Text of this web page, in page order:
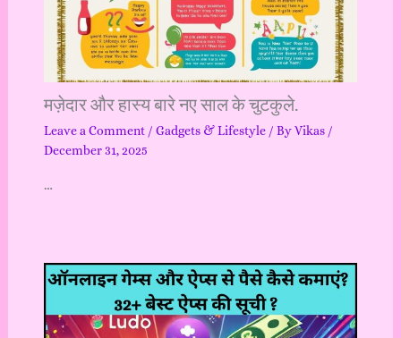
मज़ेदार और हास्य बारे नए साल के चुटकुले.
Leave a Comment / Gadgets & Lifestyle/ ByVikas /
December 31, 2025
…